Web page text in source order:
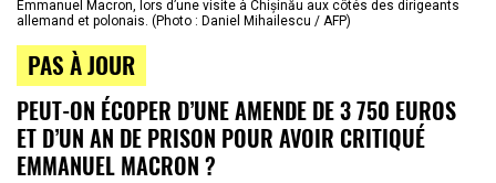
Emmanuel Macron, lors d’une visite à Chișinău aux côtés des dirigeants
allemand et polonais. (Photo : Daniel Mihailescu / AFP)
PAS À JOUR
PEUT-ON ÉCOPER D’UNE AMENDE DE 3 750 EUROS
ET D’UN AN DE PRISON POUR AVOIR CRITIQUÉ
EMMANUEL MACRON ?